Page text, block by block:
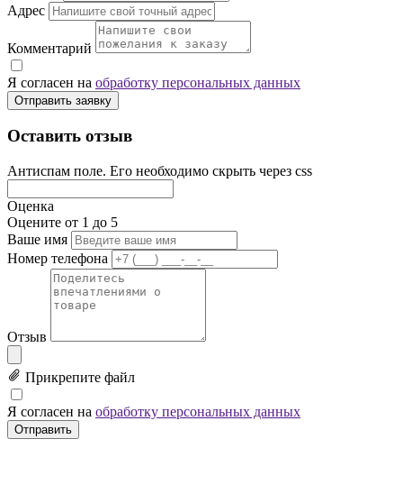
Адрес
Комментарий
Я согласен на обработку персональных данных
Отправить заявку
Оставить отзыв
Антиспам поле. Его необходимо скрыть через css
Оценка
Оцените от 1 до 5
Ваше имя
Номер телефона
Отзыв
Прикрепите файл
Я согласен на обработку персональных данных